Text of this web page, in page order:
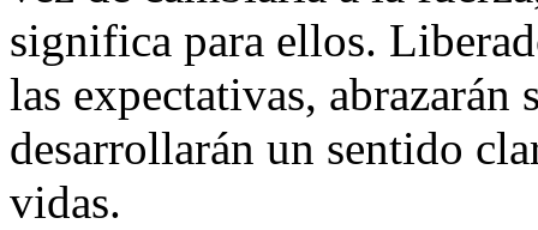
significa para ellos.
las expectativas,
desarrollarán un sentido
vidas.